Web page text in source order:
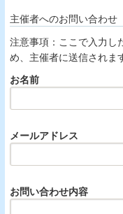
主催者へのお問い合わせ
注意事項：ここで入力し
め、主催者に送信されま
お名前
メールアドレス
お問い合わせ内容